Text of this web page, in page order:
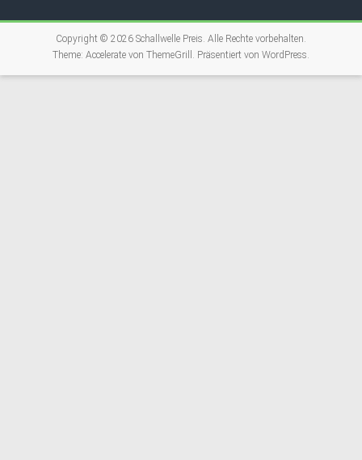
Copyright © 2026 Schallwelle Preis. Alle Rechte vorbehalten.
Theme: Acceleratevon ThemeGrill. Präsentiert von WordPress.